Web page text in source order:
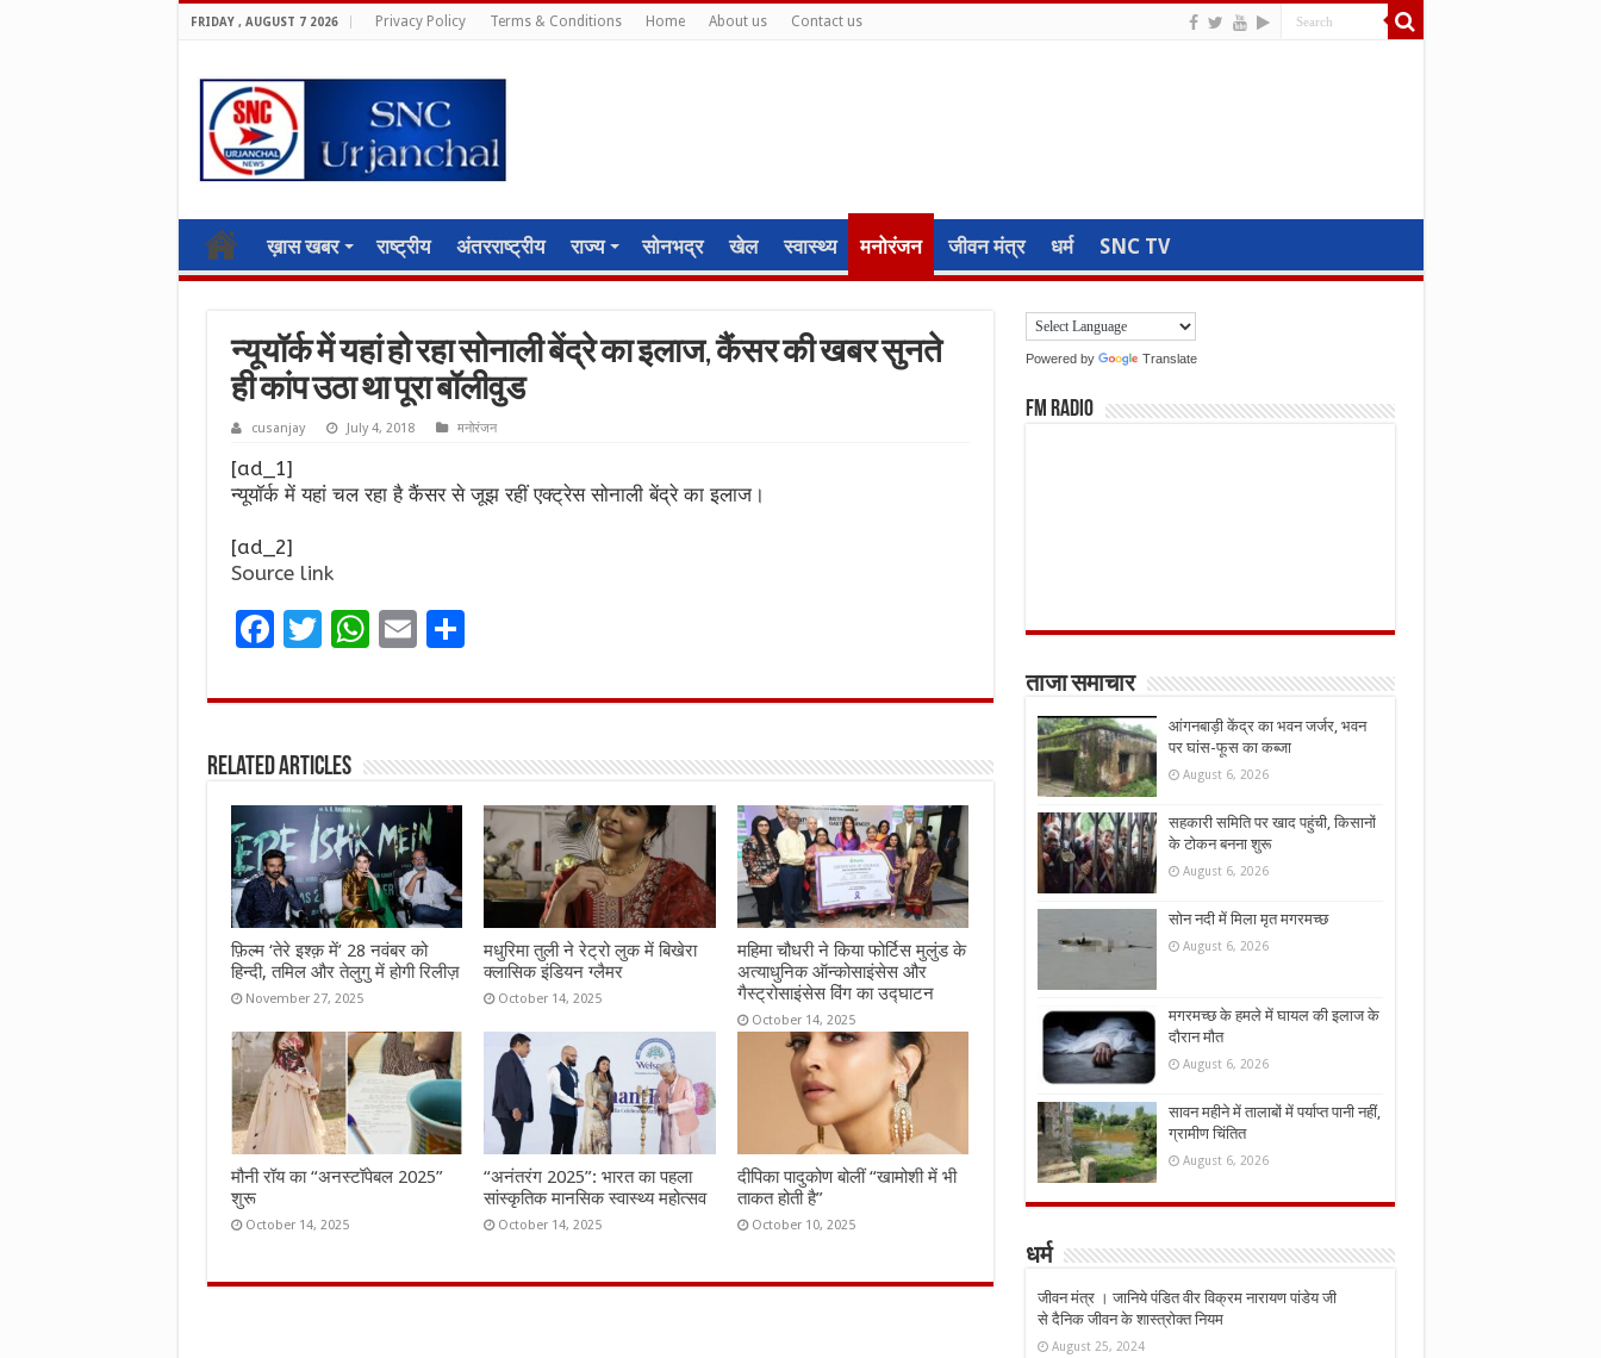
FRIDAY , AUGUST 7 2026 Privacy Policy Terms & Conditions Home About us Contact us
ख़ास खबर राष्ट्रीय अंतरराष्ट्रीय राज्य सोनभद्र खेल स्वास्थ्य मनोरंजन जीवन मंत्र धर्म SNC TV
न्यूयॉर्क में यहां हो रहा सोनाली बेंद्रे का इलाज, कैंसर की खबर सुनते
ही कांप उठा था पूरा बॉलीवुड
cusanjay July 4, 2018 मनोरंजन
[ad_1]
न्यूयॉर्क में यहां चल रहा है कैंसर से जूझ रहीं एक्ट्रेस सोनाली बेंद्रे का इलाज।
[ad_2]
Source link
F
ce
o
o
k
T
it
r
W
at
A
p
p
E
ai
S
ar
Related Articles
फ़िल्म ‘तेरे इश्क़ में’ 28 नवंबर को
हिन्दी, तमिल और तेलुगु में होगी रिलीज़
November 27, 2025
मधुरिमा तुली ने रेट्रो लुक में बिखेरा
क्लासिक इंडियन ग्लैमर
October 14, 2025
महिमा चौधरी ने किया फोर्टिस मुलुंड के
अत्याधुनिक ऑन्कोसाइंसेस और
गैस्ट्रोसाइंसेस विंग का उद्घाटन
October 14, 2025
मौनी रॉय का “अनस्टॉपेबल 2025”
शुरू
October 14, 2025
“अनंतरंग 2025”: भारत का पहला
सांस्कृतिक मानसिक स्वास्थ्य महोत्सव
October 14, 2025
दीपिका पादुकोण बोलीं “खामोशी में भी
ताकत होती है”
October 10, 2025
Powered by Translate
FM Radio
ताजा समाचार
आंगनबाड़ी केंद्र का भवन जर्जर, भवन
पर घांस-फूस का कब्जा
August 6, 2026
सहकारी समिति पर खाद पहुंची, किसानों
के टोकन बनना शुरू
August 6, 2026
सोन नदी में मिला मृत मगरमच्छ
August 6, 2026
मगरमच्छ के हमले में घायल की इलाज के
दौरान मौत
August 6, 2026
सावन महीने में तालाबों में पर्याप्त पानी नहीं,
ग्रामीण चिंतित
August 6, 2026
धर्म
जीवन मंत्र । जानिये पंडित वीर विक्रम नारायण पांडेय जी
से दैनिक जीवन के शास्त्रोक्त नियम
August 25, 2024